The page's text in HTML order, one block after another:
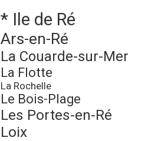
* Ile de Ré
Ars-en-Ré
La Couarde-sur-Mer
La Flotte
La Rochelle
Le Bois-Plage
Les Portes-en-Ré
Loix